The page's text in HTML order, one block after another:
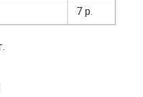
7 р.